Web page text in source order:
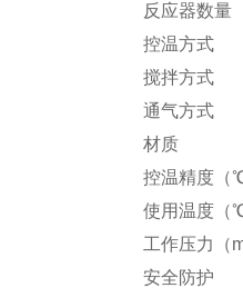
反应器
控温
搅拌方
通气方式
材质 标配
控温精
使用
工作压
安全防护